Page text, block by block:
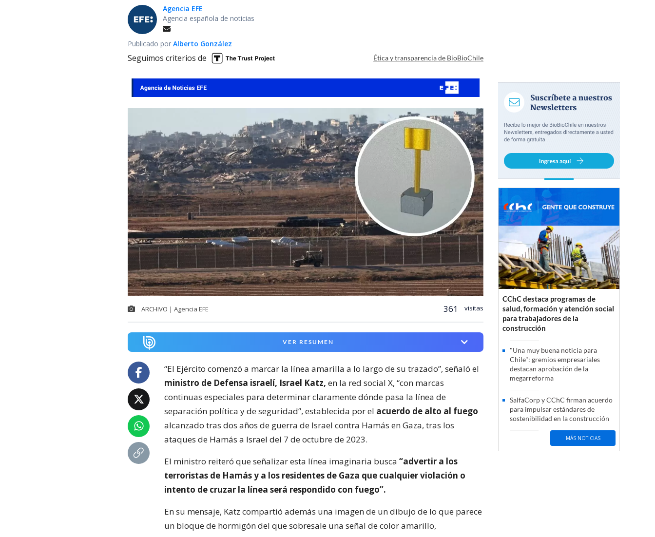
Agencia EFE
Agencia española de noticias
Publicado por Alberto González
Seguimos criterios de Ética y transparencia de BioBioChile
ARCHIVO | Agencia EFE 361 visitas
VER RESUMEN
“El Ejército comenzó a marcar la línea amarilla a lo largo de su trazado”, señaló el
ministro de Defensa israelí, Israel Katz, en la red social X, “con marcas
continuas especiales para determinar claramente dónde pasa la línea de
separación política y de seguridad”, establecida por el acuerdo de alto al fuego
alcanzado tras dos años de guerra de Israel contra Hamás en Gaza, tras los
ataques de Hamás a Israel del 7 de octubre de 2023.
El ministro reiteró que señalizar esta línea imaginaria busca “advertir a los
terroristas de Hamás y a los residentes de Gaza que cualquier violación o
intento de cruzar la línea será respondido con fuego”.
En su mensaje, Katz compartió además una imagen de un dibujo de lo que parece
un bloque de hormigón del que sobresale una señal de color amarillo,
CChC destaca programas de
salud, formación y atención social
para trabajadores de la
construcción
"Una muy buena noticia para
Chile": gremios empresariales
destacan aprobación de la
megarreforma
SalfaCorp y CChC firman acuerdo
para impulsar estándares de
sostenibilidad en la construcción
MÁS NOTICIAS